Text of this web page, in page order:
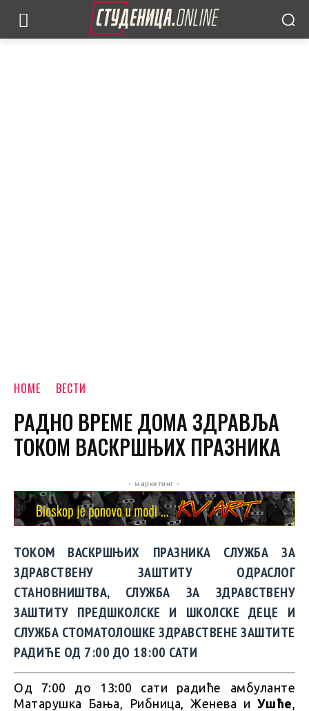
HOME ВЕСТИ
РАДНО ВРЕМЕ ДОМА ЗДРАВЉА
ТОКОМ ВАСКРШЊИХ ПРАЗНИКА
- маркетинг -
ТОКОМ ВАСКРШЊИХ ПРАЗНИКА СЛУЖБА ЗА
ЗДРАВСТВЕНУ ЗАШТИТУ ОДРАСЛОГ
СТАНОВНИШТВА, СЛУЖБА ЗА ЗДРАВСТВЕНУ
ЗАШТИТУ ПРЕДШКОЛСКЕ И ШКОЛСКЕ ДЕЦЕ И
СЛУЖБА СТОМАТОЛОШКЕ ЗДРАВСТВЕНЕ ЗАШТИТЕ
РАДИЋЕ ОД 7:00 ДО 18:00 САТИ
Од 7:00 до 13:00 сати радиће амбуланте
Матарушка Бања, Рибница, Женева и Ушће